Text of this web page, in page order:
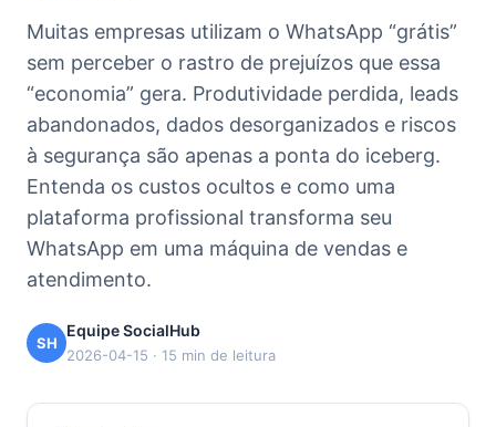
Muitas empresas utilizam o WhatsApp “grátis”
sem perceber o rastro de prejuízos que essa
“economia” gera. Produtividade perdida, leads
abandonados, dados desorganizados e riscos
à segurança são apenas a ponta do iceberg.
Entenda os custos ocultos e como uma
plataforma profissional transforma seu
WhatsApp em uma máquina de vendas e
atendimento.
SH
Equipe SocialHub
2026-04-15 · 15 min de leitura